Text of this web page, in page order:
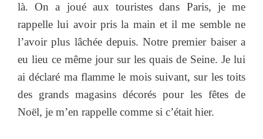
là. On a joué aux touristes dans Paris, je me
rappelle lui avoir pris la main et il me semble ne
l’avoir plus lâchée depuis. Notre premier baiser a
eu lieu ce même jour sur les quais de Seine. Je lui
ai déclaré ma flamme le mois suivant, sur les toits
des grands magasins décorés pour les fêtes de
Noël, je m’en rappelle comme si c’était hier.